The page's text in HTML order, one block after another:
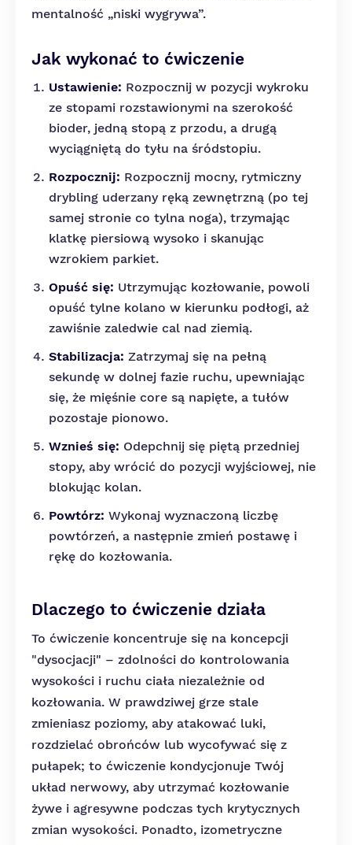
mentalność „niski wygrywa”.
Jak wykonać to ćwiczenie
Ustawienie: Rozpocznij w pozycji wykroku
ze stopami rozstawionymi na szerokość
bioder, jedną stopą z przodu, a drugą
wyciągniętą do tyłu na śródstopiu.
Rozpocznij: Rozpocznij mocny, rytmiczny
drybling uderzany ręką zewnętrzną (po tej
samej stronie co tylna noga), trzymając
klatkę piersiową wysoko i skanując
wzrokiem parkiet.
Opuść się: Utrzymując kozłowanie, powoli
opuść tylne kolano w kierunku podłogi, aż
zawiśnie zaledwie cal nad ziemią.
Stabilizacja: Zatrzymaj się na pełną
sekundę w dolnej fazie ruchu, upewniając
się, że mięśnie core są napięte, a tułów
pozostaje pionowo.
Wznieś się: Odepchnij się piętą przedniej
stopy, aby wrócić do pozycji wyjściowej, nie
blokując kolan.
Powtórz: Wykonaj wyznaczoną liczbę
powtórzeń, a następnie zmień postawę i
rękę do kozłowania.
Dlaczego to ćwiczenie działa
To ćwiczenie koncentruje się na koncepcji
"dysocjacji" – zdolności do kontrolowania
wysokości i ruchu ciała niezależnie od
kozłowania. W prawdziwej grze stale
zmieniasz poziomy, aby atakować luki,
rozdzielać obrońców lub wycofywać się z
pułapek; to ćwiczenie kondycjonuje Twój
układ nerwowy, aby utrzymać kozłowanie
żywe i agresywne podczas tych krytycznych
zmian wysokości. Ponadto, izometryczne